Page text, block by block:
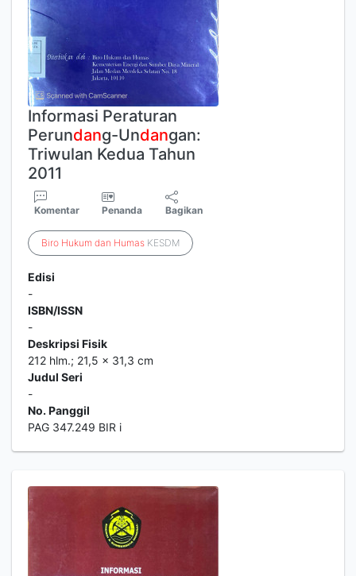
Informasi Peraturan
Perundang-Undangan:
Triwulan Kedua Tahun
2011
Komentar Penanda Bagikan
Biro Hukum dan Humas KESDM
Edisi
-
ISBN/ISSN
-
Deskripsi Fisik
212 hlm.; 21,5 x 31,3 cm
Judul Seri
-
No. Panggil
PAG 347.249 BIR i